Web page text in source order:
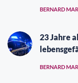
BERNARD
23 Jahre
BERNARD